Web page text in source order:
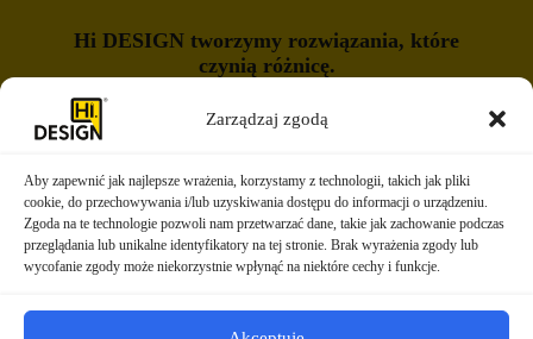
Zarządzaj zgodą
Aby zapewnić jak najlepsze wrażenia, korzystamy z technologii, takich jak pliki
cookie, do przechowywania i/lub uzyskiwania dostępu do informacji o urządzeniu.
Zgoda na te technologie pozwoli nam przetwarzać dane, takie jak zachowanie podczas
przeglądania lub unikalne identyfikatory na tej stronie. Brak wyrażenia zgody lub
wycofanie zgody może niekorzystnie wpłynąć na niektóre cechy i funkcje.
Hi DESIGN tworzymy rozwiązania, które
czynią różnicę.